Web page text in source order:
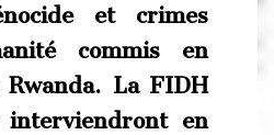
et crimes
commis en
La FIDH
en